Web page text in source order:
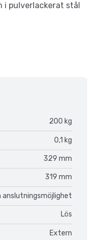
pulverlackerat stål
200 kg
0,1 kg
329 mm
319 mm
anslutningsmöjlighet
Lös
Extern